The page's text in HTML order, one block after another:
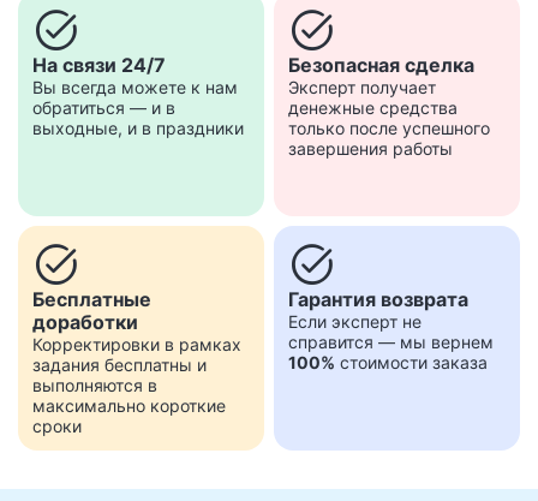
task_alt
На связи 24/7
Вы всегда можете к нам
обратиться — и в
выходные, и в праздники
task_alt
Безопасная сделка
Эксперт получает
денежные средства
только после успешного
завершения работы
task_alt
Бесплатные
доработки
Корректировки в рамках
задания бесплатны и
выполняются в
максимально короткие
сроки
task_alt
Гарантия возврата
Если эксперт не
справится — мы вернем
100% стоимости заказа